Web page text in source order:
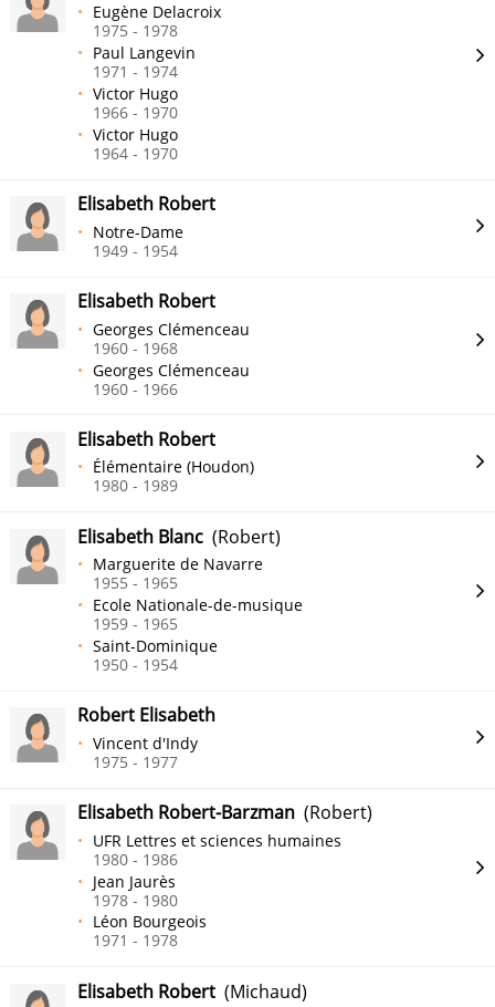
Eugène Delacroix
1975 - 1978
Paul Langevin
1971 - 1974
Victor Hugo
1966 - 1970
Victor Hugo
1964 - 1970
Elisabeth Robert
Notre-Dame
1949 - 1954
Elisabeth Robert
Georges Clémenceau
1960 - 1968
Georges Clémenceau
1960 - 1966
Elisabeth Robert
Élémentaire (Houdon)
1980 - 1989
Elisabeth Blanc (Robert)
Marguerite de Navarre
1955 - 1965
Ecole Nationale-de-musique
1959 - 1965
Saint-Dominique
1950 - 1954
Robert Elisabeth
Vincent d'Indy
1975 - 1977
Elisabeth Robert-Barzman (Robert)
UFR Lettres et sciences humaines
1980 - 1986
Jean Jaurès
1978 - 1980
Léon Bourgeois
1971 - 1978
Elisabeth Robert (Michaud)